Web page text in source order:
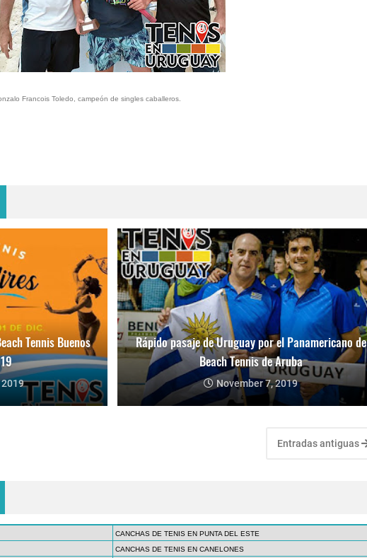
Francois Toledo, campeón de singles caballeros.
Tennis Buenos
2019
Rápido pasaje de Uruguay por el Panamericano de
Beach Tennis de Aruba
November 7, 2019
Entradas antiguas
CANCHAS DE TENIS EN PUNTA DEL ESTE
CANCHAS DE TENIS EN CANELONES